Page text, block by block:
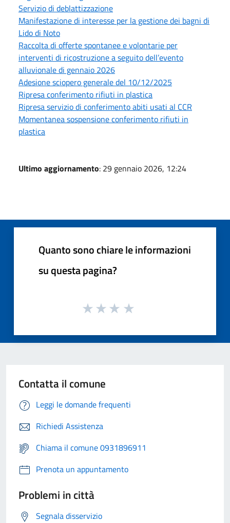
Servizio di deblattizzazione
Manifestazione di interesse per la gestione dei bagni di
Lido di Noto
Raccolta di offerte spontanee e volontarie per
interventi di ricostruzione a seguito dell’evento
alluvionale di gennaio 2026
Adesione sciopero generale del 10/12/2025
Ripresa conferimento rifiuti in plastica
Ripresa servizio di conferimento abiti usati al CCR
Momentanea sospensione conferimento rifiuti in
plastica
Ultimo aggiornamento: 29 gennaio 2026, 12:24
Quanto sono chiare le informazioni
su questa pagina?
Contatta il comune
Leggi le domande frequenti
Richiedi Assistenza
Chiama il comune 0931896911
Prenota un appuntamento
Problemi in città
Segnala disservizio